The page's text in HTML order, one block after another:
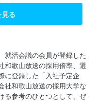
る
就活会議の会員が登録した
和歌山放送の採用倍率、選
に登録した「入社予定企
社和歌山放送の採用大学な
る参考のひとつとして、ぜ